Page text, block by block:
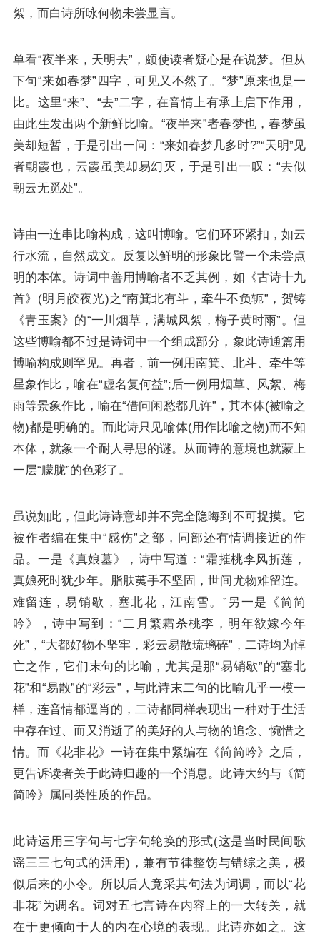
絮，而白诗所咏何物未尝显言。
单看“夜半来，天明去”，颇使读者疑心是在说梦。但从
下句“来如春梦”四字，可见又不然了。“梦”原来也是一
比。这里“来”、“去”二字，在音情上有承上启下作用，
由此生发出两个新鲜比喻。“夜半来”者春梦也，春梦虽
美却短暂，于是引出一问：“来如春梦几多时?”“天明”见
者朝霞也，云霞虽美却易幻灭，于是引出一叹：“去似
朝云无觅处”。
诗由一连串比喻构成，这叫博喻。它们环环紧扣，如云
行水流，自然成文。反复以鲜明的形象比譬一个未尝点
明的本体。诗词中善用博喻者不乏其例，如《古诗十九
首》(明月皎夜光)之“南箕北有斗，牵牛不负轭”，贺铸
《青玉案》的“一川烟草，满城风絮，梅子黄时雨”。但
这些博喻都不过是诗词中一个组成部分，象此诗通篇用
博喻构成则罕见。再者，前一例用南箕、北斗、牵牛等
星象作比，喻在“虚名复何益”;后一例用烟草、风絮、梅
雨等景象作比，喻在“借问闲愁都几许”，其本体(被喻之
物)都是明确的。而此诗只见喻体(用作比喻之物)而不知
本体，就象一个耐人寻思的谜。从而诗的意境也就蒙上
一层“朦胧”的色彩了。
虽说如此，但此诗诗意却并不完全隐晦到不可捉摸。它
被作者编在集中“感伤”之部，同部还有情调接近的作
品。一是《真娘墓》，诗中写道：“霜摧桃李风折莲，
真娘死时犹少年。脂肤荑手不坚固，世间尤物难留连。
难留连，易销歇，塞北花，江南雪。”另一是《简简
吟》，诗中写到：“二月繁霜杀桃李，明年欲嫁今年
死”，“大都好物不坚牢，彩云易散琉璃碎”，二诗均为悼
亡之作，它们末句的比喻，尤其是那“易销歇”的“塞北
花”和“易散”的“彩云”，与此诗末二句的比喻几乎一模一
样，连音情都逼肖的，二诗都同样表现出一种对于生活
中存在过、而又消逝了的美好的人与物的追念、惋惜之
情。而《花非花》一诗在集中紧编在《简简吟》之后，
更告诉读者关于此诗归趣的一个消息。此诗大约与《简
简吟》属同类性质的作品。
此诗运用三字句与七字句轮换的形式(这是当时民间歌
谣三三七句式的活用)，兼有节律整饬与错综之美，极
似后来的小令。所以后人竟采其句法为词调，而以“花
非花”为调名。词对五七言诗在内容上的一大转关，就
在于更倾向于人的内在心境的表现。此诗亦如之。这